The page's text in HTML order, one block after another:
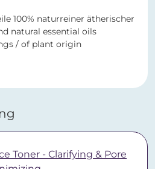
100% naturreiner ätherischer
natural essential oils
/ of plant origin
Toner - Clarifying & Pore